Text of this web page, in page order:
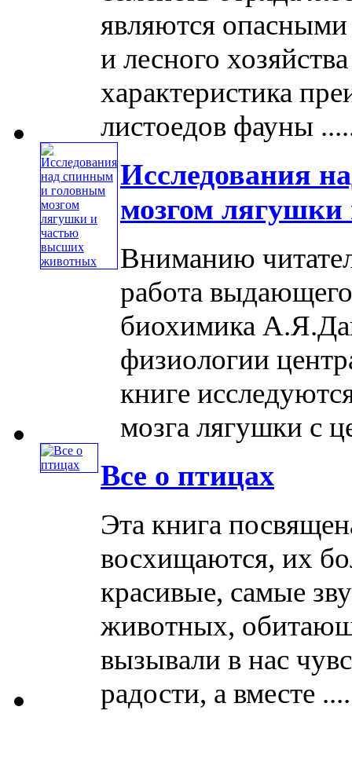
являются опасными
и лесного
характеристика
листоедов фауны
Исследования
мозгом
Вниманию
работа
биохимика
физиологии
книге
мозга лягушки с
Все о птицах
Эта книга
восхищаются, их
красивые, самые
животных,
вызывали в нас
радости, а вместе